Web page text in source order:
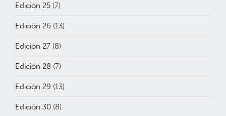
Edición 25 (7)
Edición 26 (13)
Edición 27 (8)
Edición 28 (7)
Edición 29 (13)
Edición 30 (8)